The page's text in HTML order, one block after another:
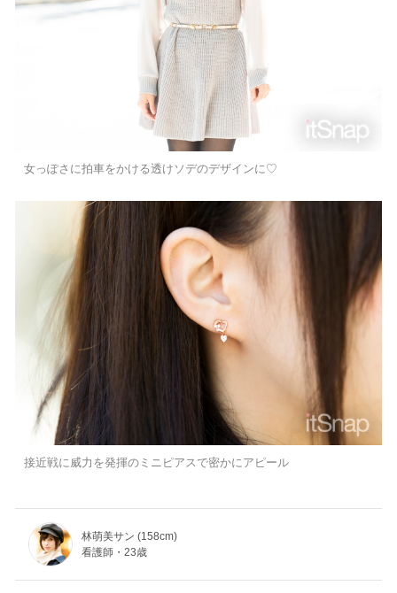
女っぽさに拍車をかける透けソデのデザインに♡
接近戦に威力を発揮のミニピアスで密かにアピール
林萌美サン (158cm)
看護師・23歳